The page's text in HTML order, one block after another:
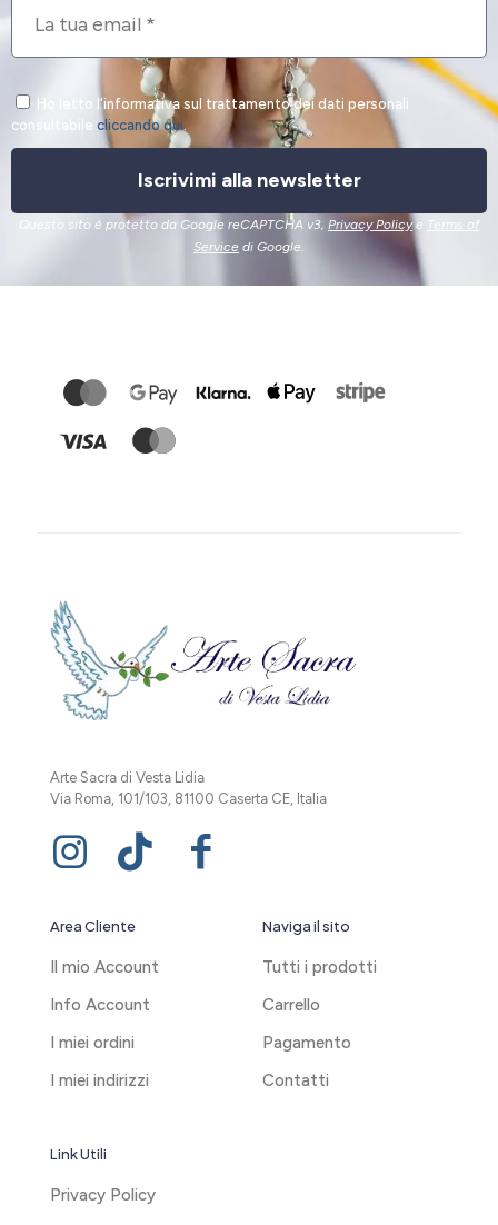
Ho letto l'informativa sul trattamento dei dati personali
consultabile cliccando qui.
Iscrivimi alla newsletter
Questo sito è protetto da Google reCAPTCHA v3, Privacy Policye Terms of
Service di Google.
Arte Sacra di Vesta Lidia
Via Roma, 101/103, 81100 Caserta CE, Italia
Area Cliente
Il mio Account
Info Account
I miei ordini
I miei indirizzi
Naviga il sito
Tutti i prodotti
Carrello
Pagamento
Contatti
Link Utili
Privacy Policy